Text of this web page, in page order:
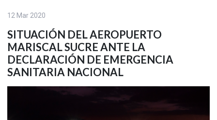
12 Mar 2020
SITUACIÓN DEL AEROPUERTO
MARISCAL SUCRE ANTE LA
DECLARACIÓN DE EMERGENCIA
SANITARIA NACIONAL